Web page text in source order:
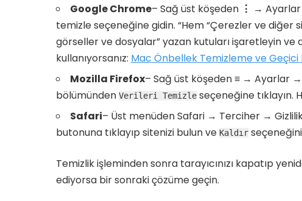
Google Chrome– Sağ üst köşeden ⋮ →
temizle seçeneğine gidin. “Hem “Çerezler ve diğer
görseller ve dosyalar” yazan kutuları işaretleyin ve
kullanıyorsanız: Mac Önbellek Temizleme ve Geçici
Mozilla Firefox– Sağ üst köşeden≡ → Ayarlar →
bölümünden Verileri Temizle seçeneğine tıklayın.
Safari– Üst menüden Safari → Terciher →
butonuna tıklayıp sitenizi bulun ve Kaldır
Temizlik işleminden sonra tarayıcınızı kapatıp
ediyorsa bir sonraki çözüme geçin.